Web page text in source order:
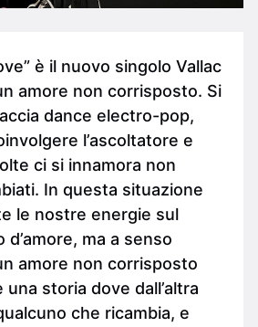
è il nuovo singolo Vallac
amore non corrisposto. Si
dance electro-pop,
l’ascoltatore e
ci si innamora non
In questa situazione
le nostre energie sul
ma a senso
amore non corrisposto
storia dove dall’altra
che ricambia, e